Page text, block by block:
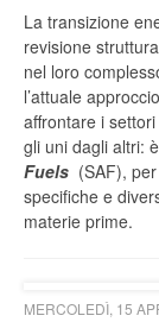
La transizione
revisione
nel loro
l’attuale
affrontare i
gli uni dagli altri:
Fuels (SAF),
specifiche e
materie prime.
MERCOLEDÌ, 15